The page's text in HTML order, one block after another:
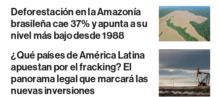
Deforestación en la Amazonía
brasileña cae 37% y apunta a su
nivel más bajo desde 1988
¿Qué países de América Latina
apuestan por el fracking? El
panorama legal que marcará las
nuevas inversiones